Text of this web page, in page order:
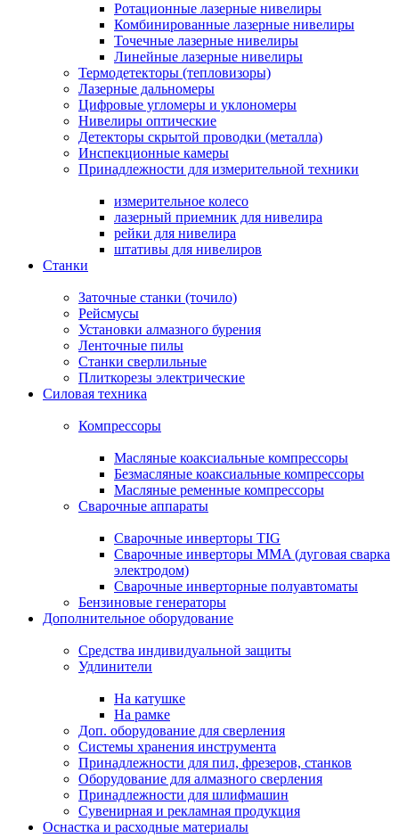
Ротационные лазерные нивелиры
Комбинированные лазерные нивелиры
Точечные лазерные нивелиры
Линейные лазерные нивелиры
Термодетекторы (тепловизоры)
Лазерные дальномеры
Цифровые угломеры и уклономеры
Нивелиры оптические
Детекторы скрытой проводки (металла)
Инспекционные камеры
Принадлежности для измерительной техники
измерительное колесо
лазерный приемник для нивелира
рейки для нивелира
штативы для нивелиров
Станки
Заточные станки (точило)
Рейсмусы
Установки алмазного бурения
Ленточные пилы
Станки сверлильные
Плиткорезы электрические
Силовая техника
Компрессоры
Масляные коаксиальные компрессоры
Безмасляные коаксиальные компрессоры
Масляные ременные компрессоры
Сварочные аппараты
Сварочные инверторы TIG
Сварочные инверторы MMA (дуговая сварка
электродом)
Сварочные инверторные полуавтоматы
Бензиновые генераторы
Дополнительное оборудование
Средства индивидуальной защиты
Удлинители
На катушке
На рамке
Доп. оборудование для сверления
Системы хранения инструмента
Принадлежности для пил, фрезеров, станков
Оборудование для алмазного сверления
Принадлежности для шлифмашин
Сувенирная и рекламная продукция
Оснастка и расходные материалы